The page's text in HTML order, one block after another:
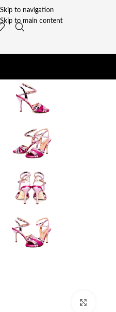
Skip to navigation
Skip to main content